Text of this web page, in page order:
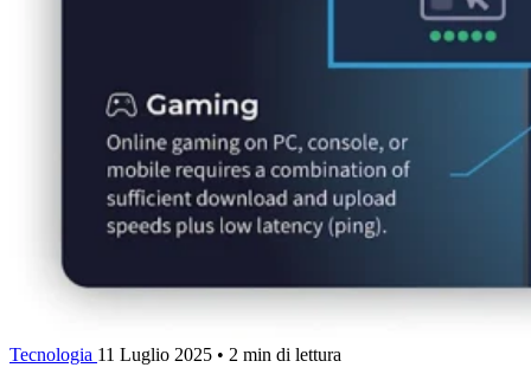
Tecnologia 11 Luglio 2025 • 2 min di lettura